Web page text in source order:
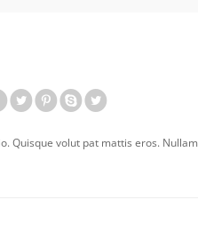
Quisque volut pat mattis eros. Nullam